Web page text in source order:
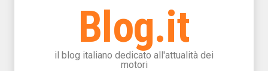
Blog.it
il blog italiano dedicato all'attualità dei
motori